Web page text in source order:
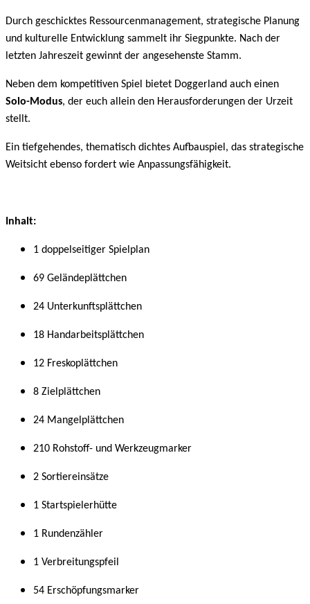
Durch geschicktes Ressourcenmanagement, strategische Planung
und kulturelle Entwicklung sammelt ihr Siegpunkte. Nach der
letzten Jahreszeit gewinnt der angesehenste Stamm.
Neben dem kompetitiven Spiel bietet Doggerland auch einen
Solo-Modus, der euch allein den Herausforderungen der Urzeit
stellt.
Ein tiefgehendes, thematisch dichtes Aufbauspiel, das strategische
Weitsicht ebenso fordert wie Anpassungsfähigkeit.
Inhalt:
1 doppelseitiger Spielplan
69 Geländeplättchen
24 Unterkunftsplättchen
18 Handarbeitsplättchen
12 Freskoplättchen
8 Zielplättchen
24 Mangelplättchen
210 Rohstoff- und Werkzeugmarker
2 Sortiereinsätze
1 Startspielerhütte
1 Rundenzähler
1 Verbreitungspfeil
54 Erschöpfungsmarker